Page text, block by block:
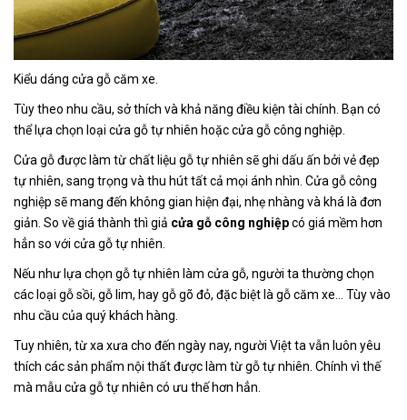
Kiểu dáng cửa gỗ căm xe.
Tùy theo nhu cầu, sở thích và khả năng điều kiện tài chính. Bạn có
thể lựa chọn loại cửa gỗ tự nhiên hoặc cửa gỗ công nghiệp.
Cửa gỗ được làm từ chất liệu gỗ tự nhiên sẽ ghi dấu ấn bởi vẻ đẹp
tự nhiên, sang trọng và thu hút tất cả mọi ánh nhìn. Cửa gỗ công
nghiệp sẽ mang đến không gian hiện đại, nhẹ nhàng và khá là đơn
giản. So về giá thành thì giả cửa gỗ công nghiệpcó giá mềm hơn
hẳn so với cửa gỗ tự nhiên.
Nếu như lựa chọn gỗ tự nhiên làm cửa gỗ, người ta thường chọn
các loại gỗ sồi, gỗ lim, hay gỗ gõ đỏ, đặc biệt là gỗ căm xe… Tùy vào
nhu cầu của quý khách hàng.
Tuy nhiên, từ xa xưa cho đến ngày nay, người Việt ta vẫn luôn yêu
thích các sản phẩm nội thất được làm từ gỗ tự nhiên. Chính vì thế
mà mẫu cửa gỗ tự nhiên có ưu thế hơn hẳn.